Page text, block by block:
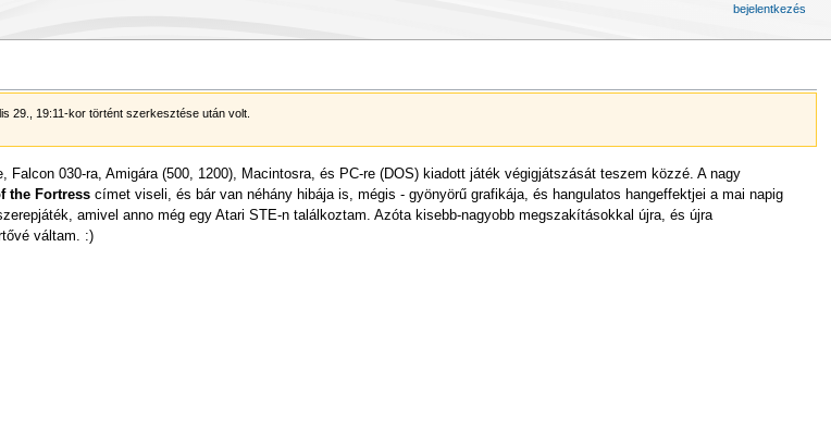
29., 19:11-kor történt szerkesztése után volt.
030-ra, Amigára (500, 1200), Macintosra, és PC-re (DOS) kiadott játék végigjátszását teszem közzé. A nagy
the Fortresscímet viseli, és bár van néhány hibája is, mégis - gyönyörű grafikája, és hangulatos hangeffektjei a mai napig
amivel anno még egy Atari STE-n találkoztam. Azóta kisebb-nagyobb megszakításokkal újra, és újra
váltam. :)
bejelentkezés